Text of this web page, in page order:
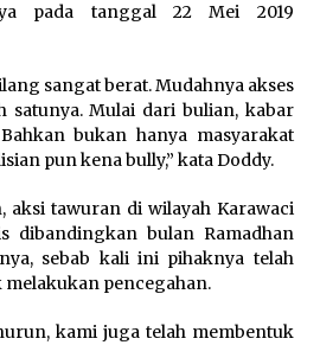
Yogurt, Kenali Manfaatnya
2026
Kesuburan
2026
pada tanggal 22 Mei 2019
sangat berat. Mudahnya akses
satunya. Mulai dari bulian, kabar
bukan hanya masyarakat
pun kena bully,” kata Doddy.
aksi tawuran di wilayah Karawaci
dibandingkan bulan Ramadhan
sebab kali ini pihaknya telah
pencegahan.
kami juga telah membentuk